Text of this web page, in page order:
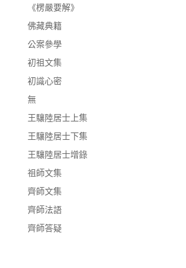
《楞嚴要解》
佛藏典籍
公案參學
初祖文集
初識心密
無
王驤陸居士上集
王驤陸居士下集
王驤陸居士增錄
祖師文集
齊師文集
齊師法語
齊師答疑